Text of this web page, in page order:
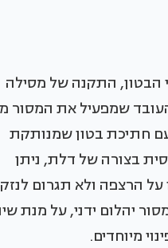
הבטון, התקנה של מסילה
שמפעיל את המסור
עם חתיכת בטון שמנותקת
בצורה של דלת, ניתן
הרצפה ולא תגרום
יהלום ידני, על מנת
מיוחדים.